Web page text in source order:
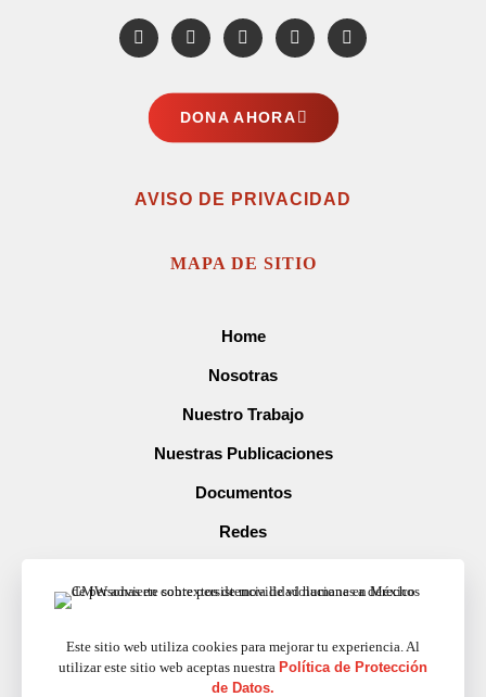
DONA AHORA
AVISO DE PRIVACIDAD
MAPA DE SITIO
Home
Nosotras
Nuestro Trabajo
Nuestras Publicaciones
Documentos
Redes
MICROSITIOS
Este sitio web utiliza cookies para mejorar tu experiencia. Al
utilizar este sitio web aceptas nuestra Política de Protección
de Datos.